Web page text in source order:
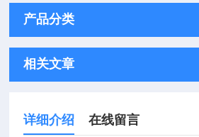
产品分类
相关文章
详细介绍 在线留言